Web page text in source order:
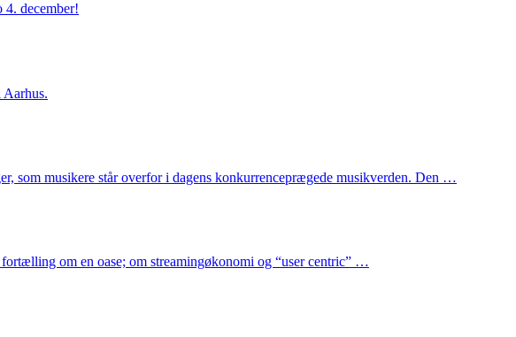
december!
som musikere står overfor i dagens konkurrenceprægede musikverden. Den …
om en oase; om streamingøkonomi og “user centric” …